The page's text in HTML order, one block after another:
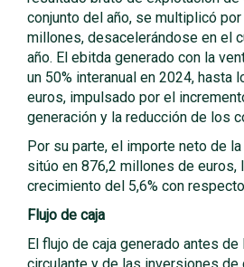
conjunto del año, se multiplicó
millones, desacelerándose en el
año. El ebitda generado con la
un 50% interanual en 2024, hasta
euros, impulsado por el
generación y la reducción de los
Por su parte, el importe neto de
sitúo en 876,2 millones de euros,
crecimiento del 5,6% con
Flujo de caja
El flujo de caja generado antes